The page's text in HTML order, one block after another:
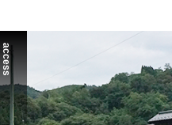
access